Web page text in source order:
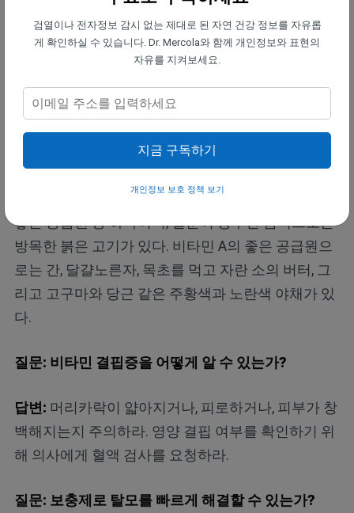
모발 건강에 중요한 영양소로, 모낭을 지원하고, 모발
을 강화하며, 두피 건강을 유지한다.
질문: 이런 비타민은 어떻게 섭취해야 하는가?
햇빛은 비타민 D의 가장 좋은 공급원이다. 비타
와 유제품이 있다. 방목 달걀노른자는 비오틴의 가장
좋은 공급원 중 하나이며, 철분이 풍부한 음식으로는
방목한 붉은 고기가 있다. 비타민 A의 좋은 공급원으
로는 간, 달걀노른자, 목초를 먹고 자란 소의 버터, 그
리고 고구마와 당근 같은 주황색과 노란색 야채가 있
다.
질문: 비타민 결핍증을 어떻게 알 수 있는가?
답변: 머리카락이 얇아지거나, 피로하거나, 피부가 창
백해지는지 주의하라. 영양 결핍 여부를 확인하기 위
해 의사에게 혈액 검사를 요청하라.
질문: 보충제로 탈모를 빠르게 해결할 수 있는가?
검열이나 전자정보 감시 없는 제대로 된 자연 건강 정보를 자유롭
게 확인하실 수 있습니다. Dr. Mercola와 함께 개인정보와 표현의
자유를 지켜보세요.
지금 구독하기
개인정보 보호 정책 보기